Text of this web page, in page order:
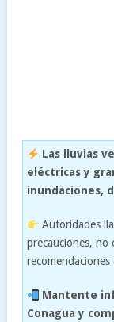
Las lluvias
eléctricas y
inundaciones,
Autoridades
precauciones, no
Mantente
Conagua y